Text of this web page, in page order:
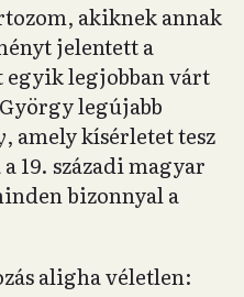
akiknek annak
jelentett a
egyik legjobban várt
legújabb
, amely kísérletet tesz
19. századi magyar
bizonnyal a
aligha véletlen: